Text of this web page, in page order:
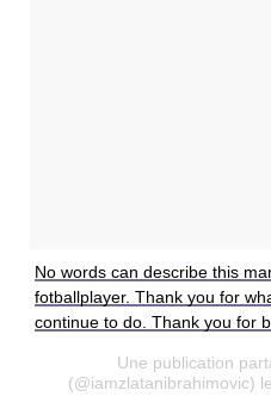
No words can describe this
fotballplayer. Thank you for
continue to do. Thank you for
Une publication
(@iamzlatanibrahimovic)